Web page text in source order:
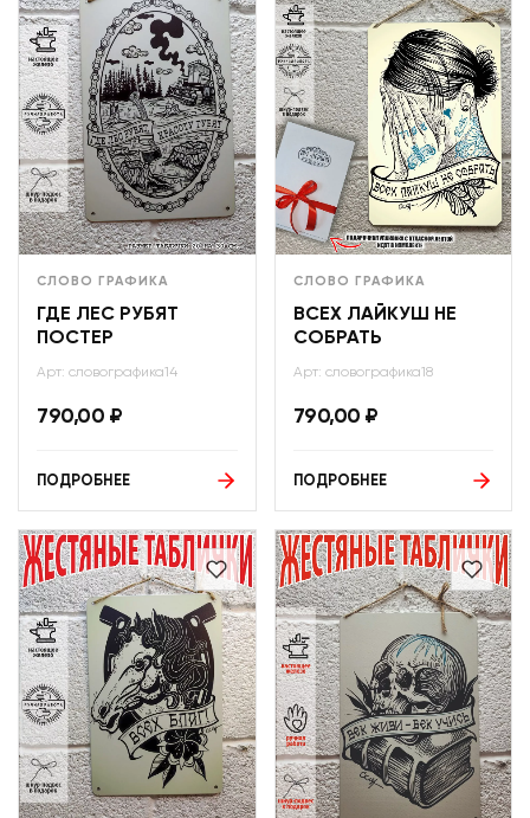
СЛОВО ГРАФИКА
ГДЕ ЛЕС РУБЯТ
ПОСТЕР
Арт: словографика14
790,00 ₽
ПОДРОБНЕЕ
СЛОВО ГРАФИКА
ВСЕХ ЛАЙКУШ НЕ
СОБРАТЬ
Арт: словографика18
790,00 ₽
ПОДРОБНЕЕ